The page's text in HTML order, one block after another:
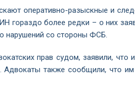
оперативно-разыскные и
гораздо более редки – о них
нарушений со стороны ФСБ.
прав судом, заявили,
Адвокаты также сообщили, что